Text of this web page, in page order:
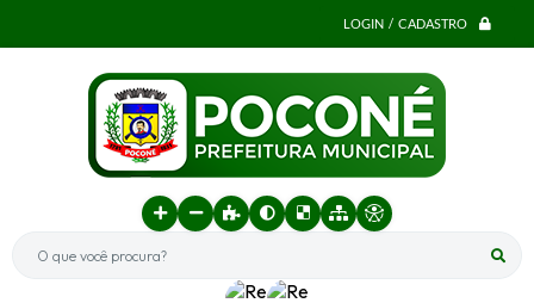
LOGIN / CADASTRO
O que você procura?